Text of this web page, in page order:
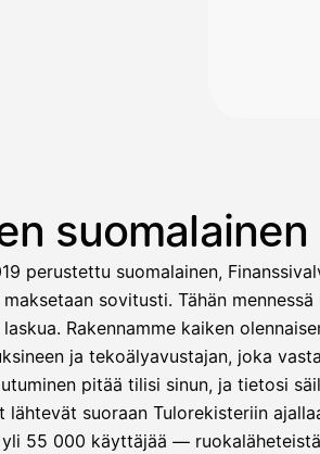
perustettu suomalainen,
sovitusti. Tähän
Rakennamme kaiken
ja tekoälyavustajan, joka
pitää tilisi sinun, ja tietosi
lähtevät suoraan Tulorekisteriin
55 000 käyttäjää —
Avustaja
Hei! Miten voin auttaa?